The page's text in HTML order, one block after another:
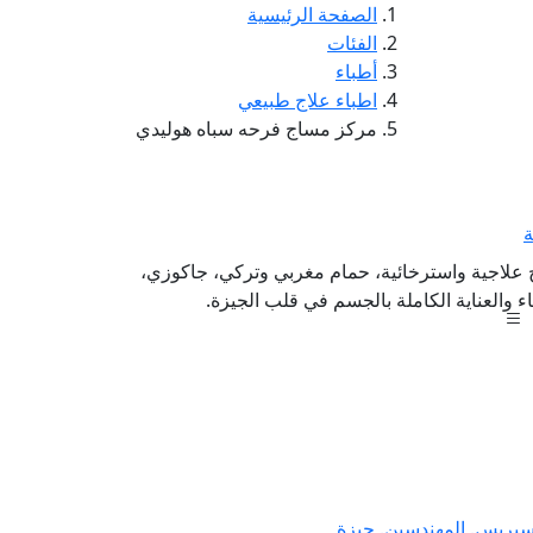
الصفحة الرئيسية
الفئات
أطباء
اطباء علاج طبيعي
مركز مساج فرحه سباه هوليدي
واسترخائية، حمام مغربي وتركي، جاكوزي،